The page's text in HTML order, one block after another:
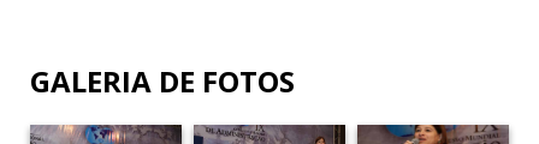
GALERIA DE FOTOS